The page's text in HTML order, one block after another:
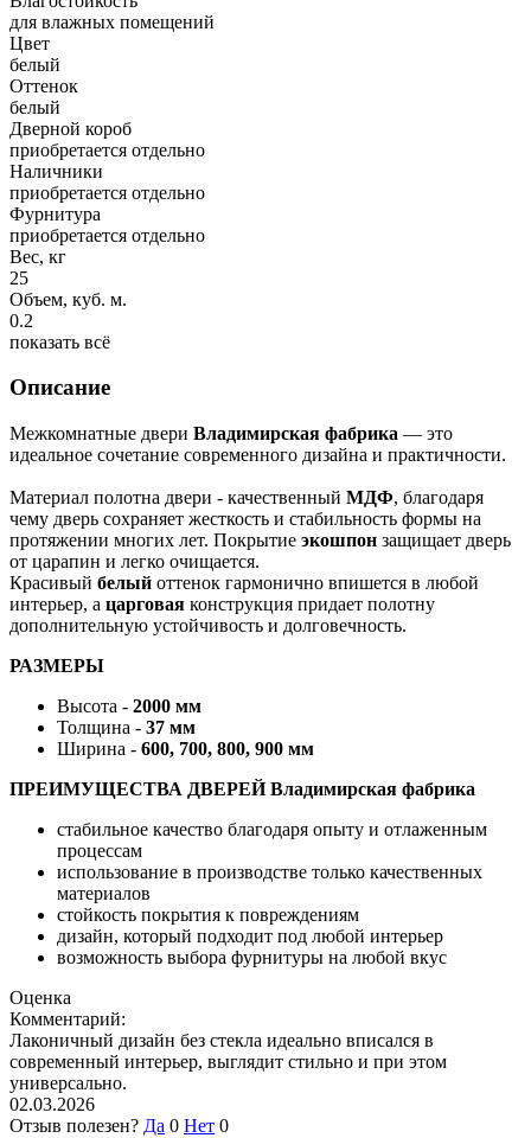
для влажных помещений
Цвет
белый
Оттенок
белый
Дверной короб
приобретается отдельно
Наличники
приобретается отдельно
Фурнитура
приобретается отдельно
Вес, кг
25
Объем, куб. м.
0.2
показать всё
Описание
Межкомнатные двери Владимирская фабрика — это
идеальное сочетание современного дизайна и практичности.
Материал полотна двери - качественный МДФ, благодаря
чему дверь сохраняет жесткость и стабильность формы на
протяжении многих лет. Покрытие экошпон защищает дверь
от царапин и легко очищается.
Красивый белый оттенок гармонично впишется в любой
интерьер, а царговая конструкция придает полотну
дополнительную устойчивость и долговечность.
РАЗМЕРЫ
Высота - 2000 мм
Толщина - 37 мм
Ширина - 600, 700, 800, 900 мм
ПРЕИМУЩЕСТВА ДВЕРЕЙ Владимирская фабрика
стабильное качество благодаря опыту и отлаженным
процессам
использование в производстве только качественных
материалов
стойкость покрытия к повреждениям
дизайн, который подходит под любой интерьер
возможность выбора фурнитуры на любой вкус
Оценка
Комментарий:
Лаконичный дизайн без стекла идеально вписался в
современный интерьер, выглядит стильно и при этом
универсально.
02.03.2026
Отзыв полезен? Да 0 Нет 0